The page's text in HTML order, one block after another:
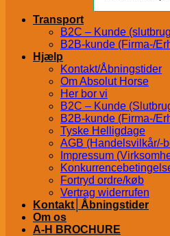
Transport
B2C – Kunde
B2B-kunde (Firma-/
Hjælp
Kontakt/Åbningstider
Om Absolut Horse
Her bor vi
B2C – Kunde
B2B-kunde (Firma-/
Tyske Helligdage
AGB (Handelsvilkår/-
Impressum
Fortryd ordre/køb
Vertrag widerrufen
Kontakt│Åbningstider
Om os
A-H BROCHURE